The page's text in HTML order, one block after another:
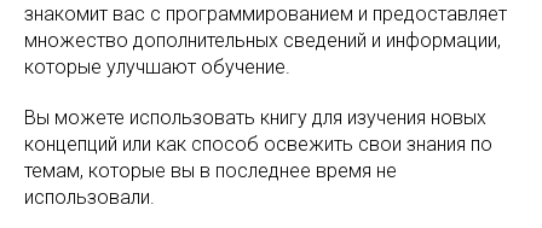
знакомит вас с программированием и предоставляет
множество дополнительных сведений и информации,
которые улучшают обучение.
Вы можете использовать книгу для изучения новых
концепций или как способ освежить свои знания по
темам, которые вы в последнее время не
использовали.